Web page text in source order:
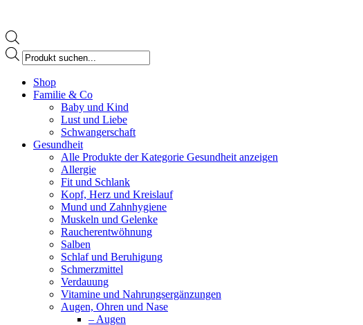
Products
search
page
opens
Shop
Familie & Co
Baby und Kind
Lust und Liebe
Schwangerschaft
Gesundheit
Alle Produkte der Kategorie Gesundheit anzeigen
Allergie
Fit und Schlank
Kopf, Herz und Kreislauf
Mund und Zahnhygiene
Muskeln und Gelenke
Raucherentwöhnung
Salben
Schlaf und Beruhigung
Schmerzmittel
Verdauung
Vitamine und Nahrungsergänzungen
Augen, Ohren und Nase
– Augen